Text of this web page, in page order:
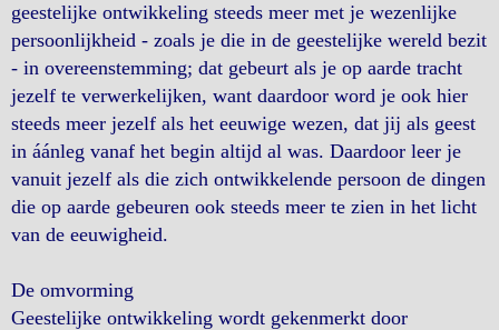
geestelijke ontwikkeling steeds meer met je wezenlijke
persoonlijkheid - zoals je die in de geestelijke wereld bezit
- in overeenstemming; dat gebeurt als je op aarde tracht
jezelf te verwerkelijken, want daardoor word je ook hier
steeds meer jezelf als het eeuwige wezen, dat jij als geest
in áánleg vanaf het begin altijd al was. Daardoor leer je
vanuit jezelf als die zich ontwikkelende persoon de dingen
die op aarde gebeuren ook steeds meer te zien in het licht
van de eeuwigheid.
De omvorming
Geestelijke ontwikkeling wordt gekenmerkt door